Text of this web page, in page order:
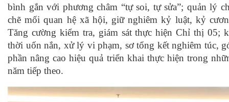
bình gắn với phương châm “tự soi, tự sửa”; quản lý
chẽ mối quan hệ xã hội, giữ nghiêm kỷ luật, kỷ
Tăng cường kiểm tra, giám sát thực hiện Chỉ thị 05;
thời uốn nắn, xử lý vi phạm, sơ tổng kết nghiêm túc,
phần nâng cao hiệu quả triển khai thực hiện trong
năm tiếp theo.